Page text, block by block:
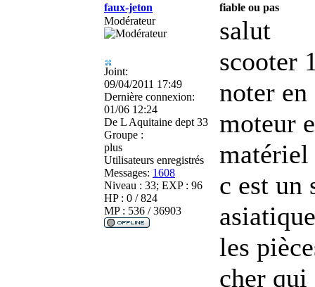
faux-jeton
fiable ou pas
Modérateur
Joint:
09/04/2011 17:49
Dernière connexion:
01/06 12:24
De L Aquitaine dept 33
Groupe :
plus
Utilisateurs enregistrés
Messages: 1608
Niveau : 33; EXP : 96
HP : 0 / 824
MP : 536 / 36903
salut
scooter
noter
moteur
matériel
c est un
les
cher